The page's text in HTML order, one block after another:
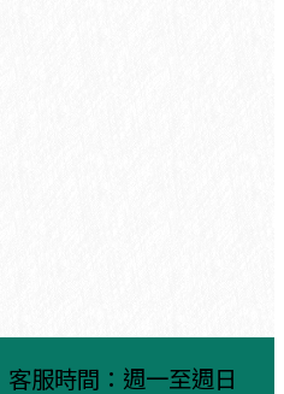
客服時間：週一至週日